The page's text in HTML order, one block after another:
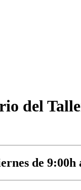
del
de 9:00h